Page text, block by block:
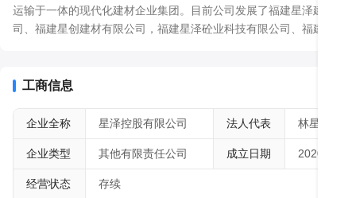
运输于一体的现代化建材企业集团。目前公司发展了福建星泽建材有
司、福建星创建材有限公司，福建星泽砼业科技有限公司、福建闽凯
效益 化的高度，增强大局意识，加大计划执行力度，想方设法克服自
链，实现可持续发展目标。星泽组建有一支专业高效的管理团队，公
询机构，提升企业的核心竞争力，为客户提供更好更快更优的产品服
工商信息
企业全称 星泽控股有限公司 法人代表 林星
企业类型 其他有限责任公司 成立日期 2020-06-23
经营状态 存续